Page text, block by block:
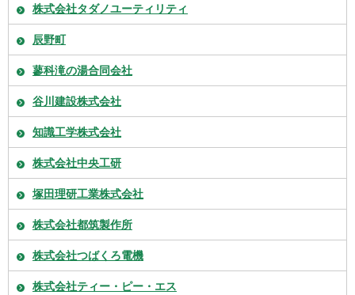
株式会社タダノユーティリティ
辰野町
蓼科滝の湯合同会社
谷川建設株式会社
知識工学株式会社
株式会社中央工研
塚田理研工業株式会社
株式会社都筑製作所
株式会社つばくろ電機
株式会社ティー・ピー・エス